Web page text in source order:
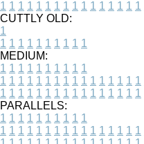
1 1 1 1 1 1 1 1 1 1 1 1 1 1 1 1
CUTTLY OLD:
1
1 1 1 1 1 1 1 1 1 1
MEDIUM:
1 1 1 1 1 1 1 1 1 1
1 1 1 1 1 1 1 1 1 1 1 1 1 1 1 1
1 1 1 1 1 1 1 1 1 1 1 1 1 1 1 1
PARALLELS:
1 1 1 1 1 1 1 1 1 1
1 1 1 1 1 1 1 1 1 1 1 1 1 1 1 1